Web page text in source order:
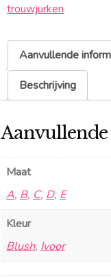
trouwjurken
Aanvullende
Beschrijving
Maat
A, B, C, D, E
Kleur
Blush, Ivoor